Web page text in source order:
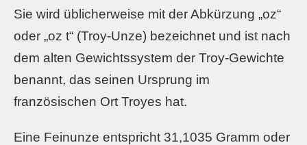
Sie wird üblicherweise mit der Abkürzung „oz“
oder „oz t“ (Troy-Unze) bezeichnet und ist nach
dem alten Gewichtssystem der Troy-Gewichte
benannt, das seinen Ursprung im
französischen Ort Troyes hat.
Eine Feinunze entspricht 31,1035 Gramm oder